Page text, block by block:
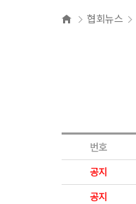
협회뉴스
번호
공지
공지